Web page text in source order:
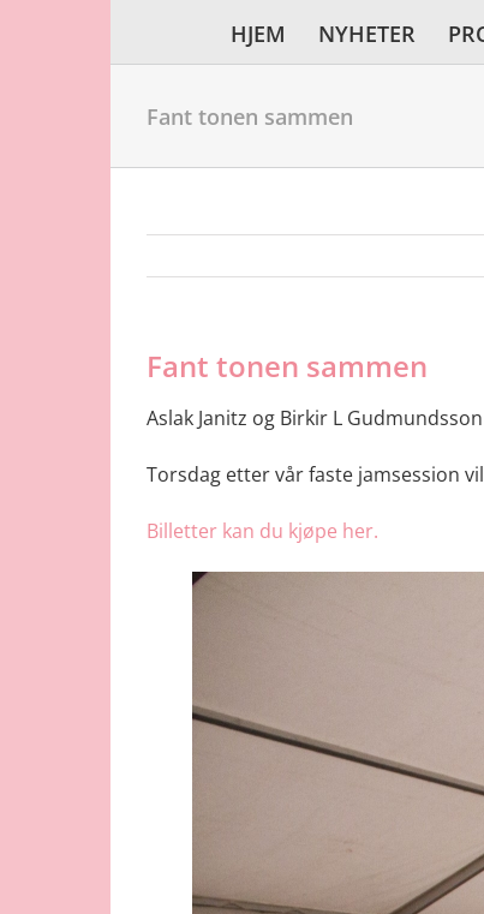
HJEM NYHETER
Fant tonen sammen
Fant tonen sammen
Aslak Janitz og Birkir L
Torsdag etter vår faste jamsession
Billetter kan du kjøpe her.